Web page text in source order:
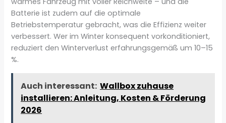
Batterie ist zudem auf die optimale
Betriebstemperatur gebracht, was die Effizienz weiter
verbessert. Wer im Winter konsequent vorkonditioniert,
reduziert den Winterverlust erfahrungsgemäß um 10–15
%.
Auch interessant: Wallbox zuhause
installieren: Anleitung, Kosten & Förderung
2026